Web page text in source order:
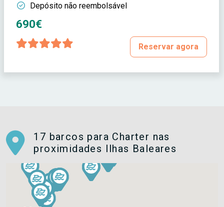
Depósito não reembolsável
690€
Reservar agora
17 barcos para Charter nas
proximidades Ilhas Baleares